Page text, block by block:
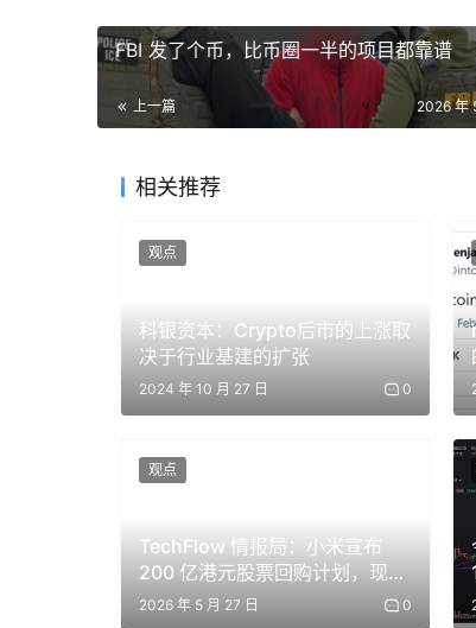
纯玩梗自黑是挺有趣的，回答当然也只
把这份简历里的内容换一下，换成知名
CFA 一级、校运动会前五十…
FBI 发了个币，比币圈一半的项目都靠谱
上一篇 2026 年
相关推荐
科银资本：Crypto后市的上涨取
决于行业基建的扩张
2024 年 10 月 27 日 0
观点
TechFlow 情报局：小米宣布
200 亿港元股票回购计划，现货
黄金跌近 1%
2026 年 5 月 27 日 0
观点